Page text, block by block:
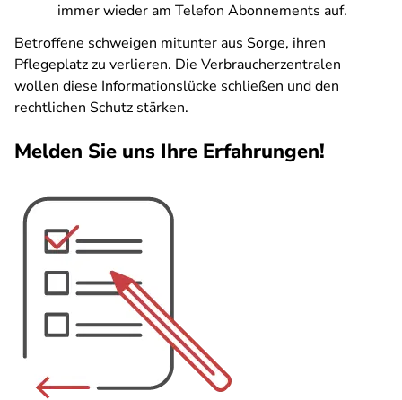
immer wieder am Telefon Abonnements auf.
Betroffene schweigen mitunter aus Sorge, ihren
Pflegeplatz zu verlieren. Die Verbraucherzentralen
wollen diese Informationslücke schließen und den
rechtlichen Schutz stärken.
Melden Sie uns Ihre Erfahrungen!